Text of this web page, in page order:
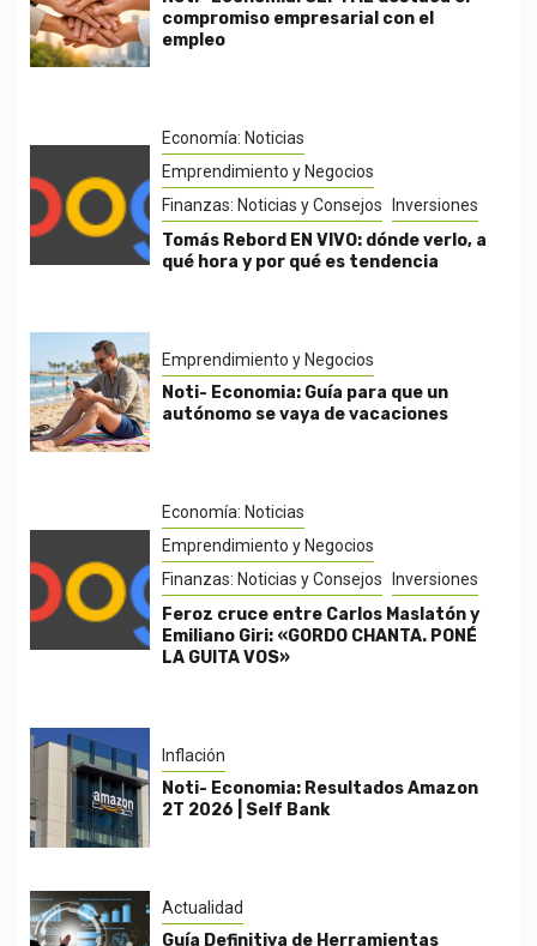
compromiso empresarial con el
empleo
Economía: Noticias
Emprendimiento y Negocios
Finanzas: Noticias y Consejos
Inversiones
Tomás Rebord EN VIVO: dónde verlo, a
qué hora y por qué es tendencia
Emprendimiento y Negocios
Noti- Economia: Guía para que un
autónomo se vaya de vacaciones
Economía: Noticias
Emprendimiento y Negocios
Finanzas: Noticias y Consejos
Inversiones
Feroz cruce entre Carlos Maslatón y
Emiliano Giri: «GORDO CHANTA. PONÉ
LA GUITA VOS»
Inflación
Noti- Economia: Resultados Amazon
2T 2026 | Self Bank
Actualidad
Guía Definitiva de Herramientas